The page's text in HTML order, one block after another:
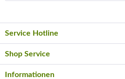
Service Hotline
Shop Service
Informationen